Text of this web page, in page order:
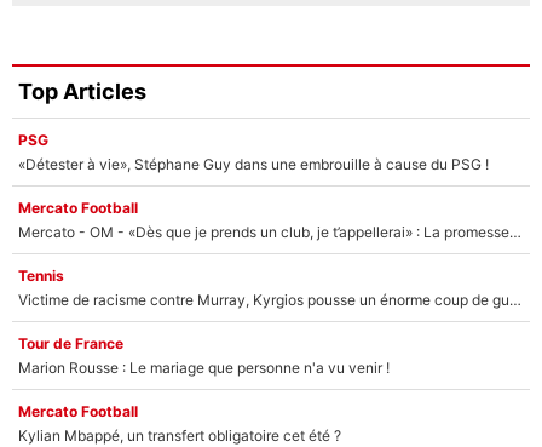
Top Articles
PSG
«Détester à vie», Stéphane Guy dans une embrouille à cause du PSG !
Mercato Football
Mercato - OM - «Dès que je prends un club, je t’appellerai» : La promesse de Marcelino au moment de claquer la porte
Tennis
Victime de racisme contre Murray, Kyrgios pousse un énorme coup de gueule !
Tour de France
Marion Rousse : Le mariage que personne n'a vu venir !
Mercato Football
Kylian Mbappé, un transfert obligatoire cet été ?